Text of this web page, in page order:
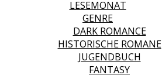
LESEMONAT
GENRE
DARK ROMANCE
HISTORISCHE ROMANE
JUGENDBUCH
FANTASY